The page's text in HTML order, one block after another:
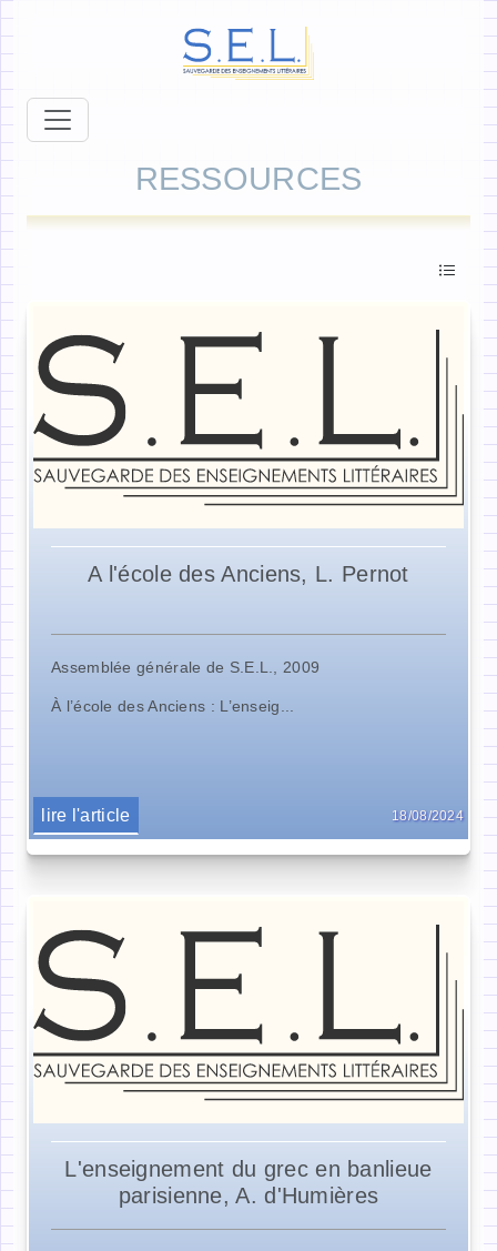
RESSOURCES
A l'école des Anciens, L. Pernot
Assemblée générale de S.E.L., 2009
À l’école des Anciens : L’enseig...
lire l'article 18/08/2024
L'enseignement du grec en banlieue
parisienne, A. d'Humières